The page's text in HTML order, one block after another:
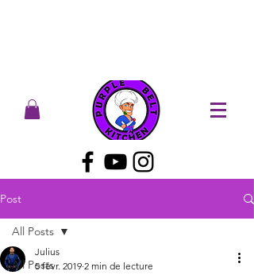
Post
All Posts
All Posts
Julius
5 févr. 2019 2 min de lecture